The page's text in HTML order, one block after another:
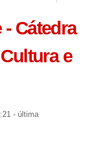
Cátedra
e
- última